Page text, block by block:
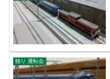
独り 運転会